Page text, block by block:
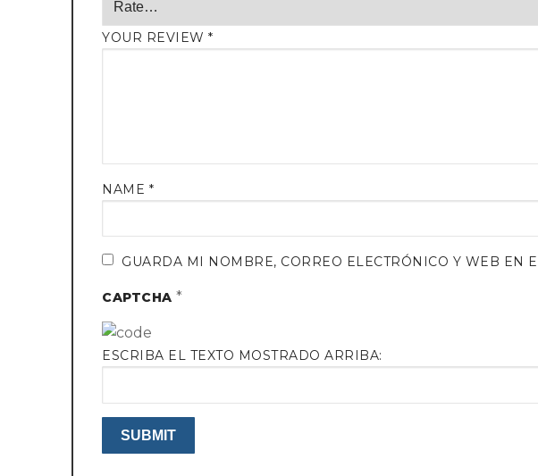
YOUR REVIEW *
NAME *
GUARDA MI NOMBRE, CORREO ELECTRÓNICO Y WEB EN
CAPTCHA *
ESCRIBA EL TEXTO MOSTRADO ARRIBA: